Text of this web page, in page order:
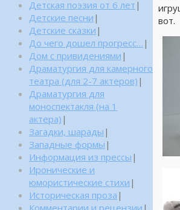
вот.
Детская поэзия от 6 лет |
Детские песни |
Детские сказки |
До чего дошел прогресс… |
Дом с привидениями |
Драматургия для камерного
театра (для 2-7 актеров) |
Драматургия для
моноспектакля (на 1
актера) |
Загадки, шарады |
Западные формы |
Информация из прессы |
Иронические и
юмористические стихи |
Историческая проза |
Комментарии и рецензии |